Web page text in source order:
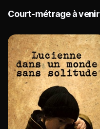
Court-métrage à venir